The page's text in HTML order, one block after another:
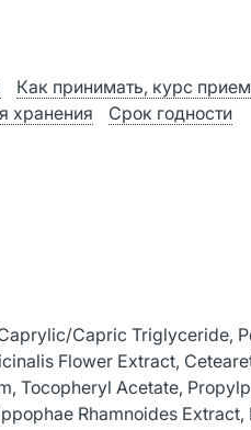
Как принимать, курс
хранения Срок годности
Capric Triglyceride,
Flower Extract,
Tocopheryl Acetate,
Rhamnoides